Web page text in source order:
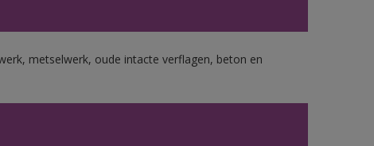
metselwerk, oude intacte verflagen, beton en